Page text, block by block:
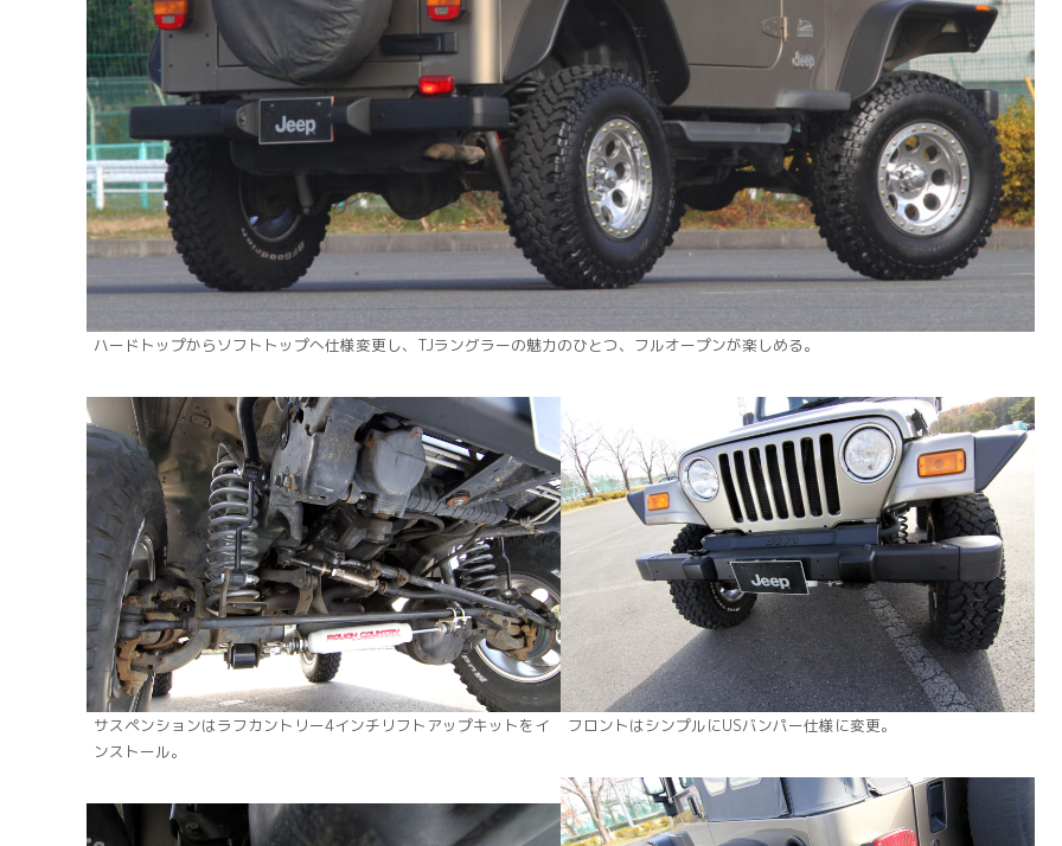
ハードトップからソフトトップへ仕様変更し、TJラングラーの魅力のひとつ、フルオープンが楽しめる。
サスペンションはラフカントリー4インチリフトアップキットをイ
ンストール。
フロントはシンプルにUSバンパー仕様に変更。